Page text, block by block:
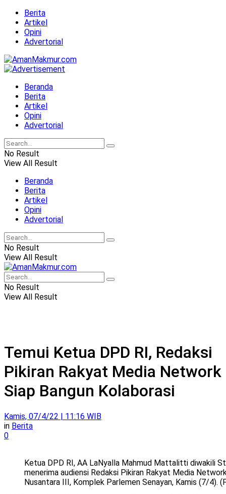
Berita
Artikel
Opini
Advertorial
Beranda
Berita
Artikel
Opini
Advertorial
No Result
View All Result
Beranda
Berita
Artikel
Opini
Advertorial
No Result
View All Result
No Result
View All Result
Temui Ketua DPD RI, Redaksi
Pikiran Rakyat Media Network
Siap Bangun Kolaborasi
Kamis, 07/4/22 | 11:16 WIB
in Berita
0
Ketua DPD RI, AA LaNyalla Mahmud Mattalitti diwakili
menerima audiensi Redaksi Pikiran Rakyat Media
Nusantara III, Komplek Parlemen Senayan, Kamis (7/4).